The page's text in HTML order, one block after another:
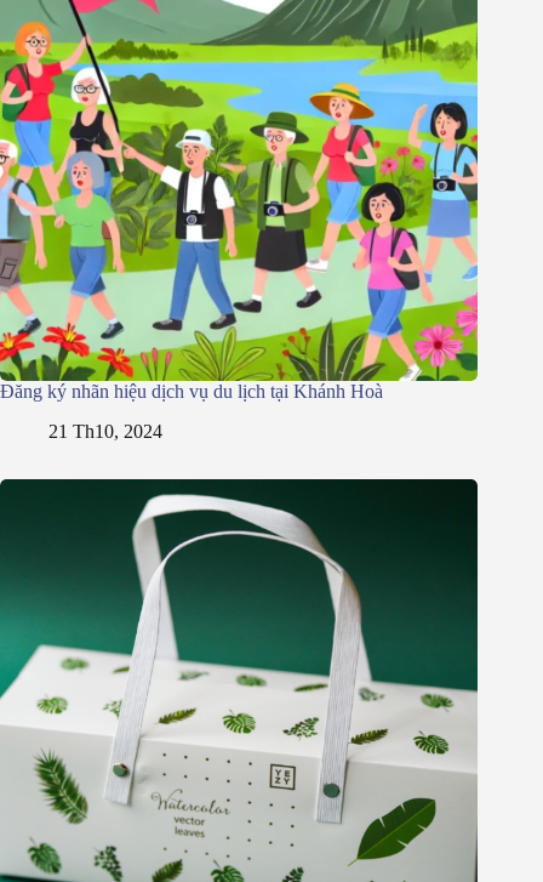
Đăng ký nhãn hiệu dịch vụ du lịch tại Khánh Hoà
21 Th10, 2024